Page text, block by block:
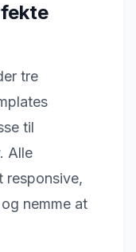
tre
til
Alle
responsive,
nemme at